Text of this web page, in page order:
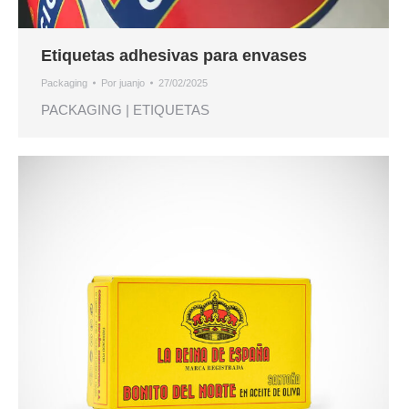
Etiquetas adhesivas para envases
Packaging Por juanjo 27/02/2025
PACKAGING | ETIQUETAS